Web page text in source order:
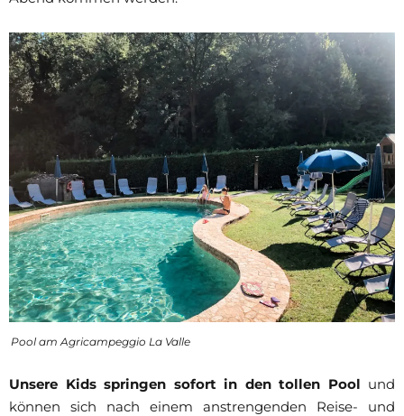
Pool am Agricampeggio La Valle
Unsere Kids springen sofort in den tollen Pool und
können sich nach einem anstrengenden Reise- und